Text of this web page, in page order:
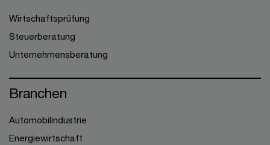
Wirtschaftsprüfung
Steuerberatung
Unternehmensberatung
Branchen
Automobilindustrie
Energiewirtschaft